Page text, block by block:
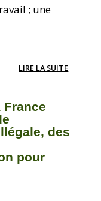
; une
LIRE LA SUITE
France
des
pour